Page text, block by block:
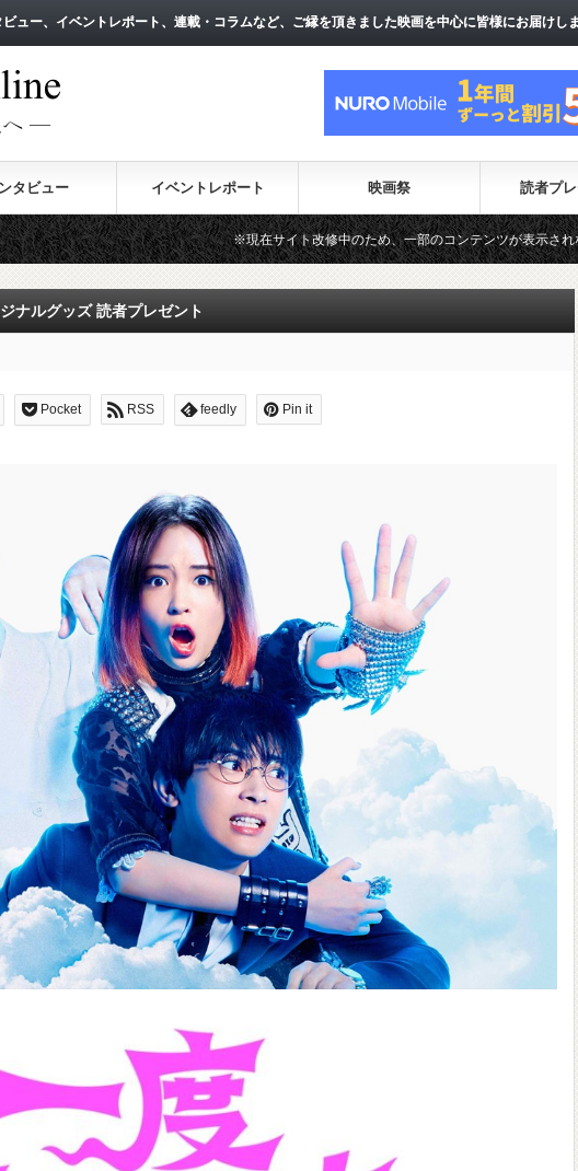
ュー、イベントレポート、連載・コラムなど、ご縁を頂きました映画を中心に皆様にお届けし
ュー、イベントレポート、連載・コラムなど、ご縁を頂きました映画を中心に皆様にお届けし
タビュー イベントレポート 映画祭 読者プ
※現在サイト改修中のため、一部のコンテンツが表示されない場合があり
ナルグッズ 読者プレゼント
Pocket RSS feedly Pin it